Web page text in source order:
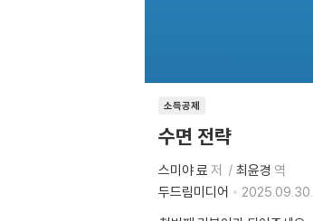
소득공제
수면 전략
스미야 료 저 최윤경 역
두드림미디어
2025.09.30.